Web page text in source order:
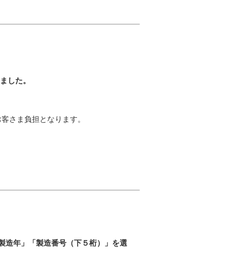
した。
さま負担となります。
造年」「製造番号（下５桁）」を選